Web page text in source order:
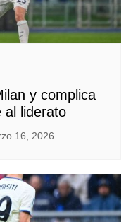
y complica
al liderato
16, 2026